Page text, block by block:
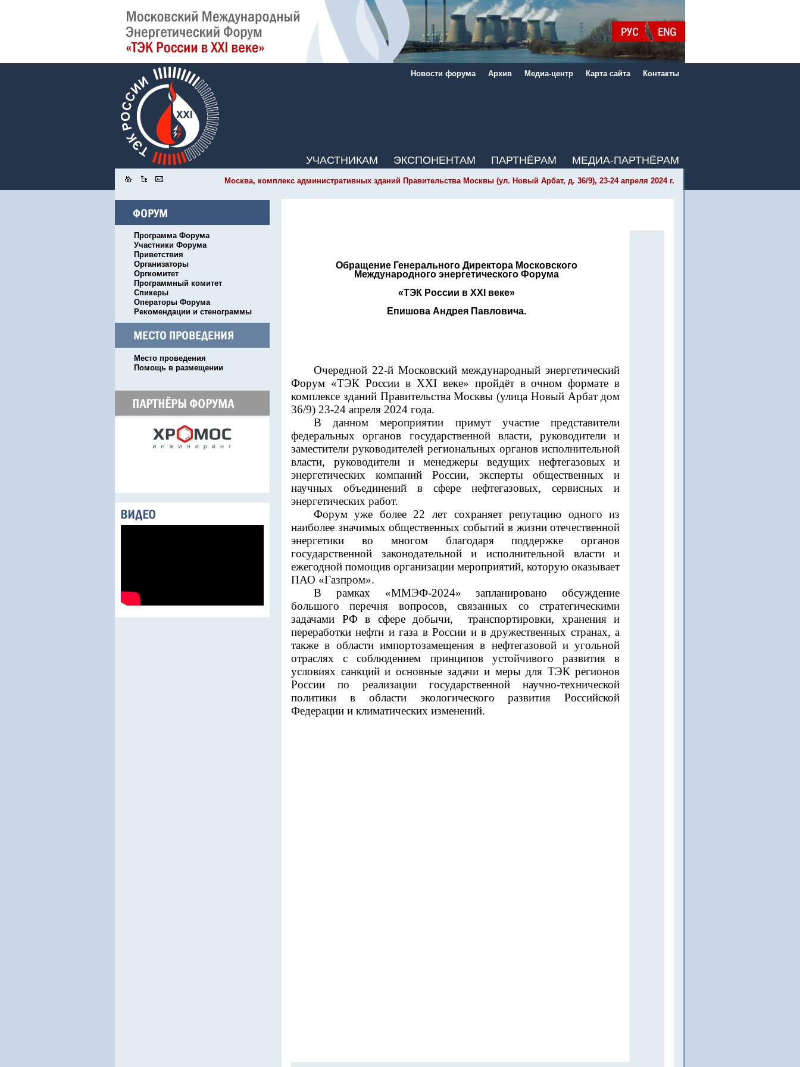
Новости форума Архив Медиа-центр Карта сайта Контакты
УЧАСТНИКАМ ЭКСПОНЕНТАМ ПАРТНЁРАМ МЕДИА-ПАРТНЁРАМ
Москва, комплекс административных зданий Правительства Москвы (ул. Новый Арбат, д. 36/9), 23-24 апреля 2024 г.
Программа Форума
Участники Форума
Приветствия
Организаторы
Оргкомитет
Программный комитет
Спикеры
Операторы Форума
Рекомендации и стенограммы
Место проведения
Помощь в размещении
Обращение Генерального Директора Московского
Международного энергетического Форума
«ТЭК России в XXI веке»
Епишова Андрея Павловича.
Очередной 22-й Московский международный энергетический
Форум «ТЭК России в XXI веке» пройдёт в очном формате в
комплексе зданий Правительства Москвы (улица Новый Арбат дом
36/9) 23-24 апреля 2024 года.
В данном мероприятии примут участие представители
федеральных органов государственной власти, руководители и
заместители руководителей региональных органов исполнительной
власти, руководители и менеджеры ведущих нефтегазовых и
энергетических компаний России, эксперты общественных и
научных объединений в сфере нефтегазовых, сервисных и
энергетических работ.
Форум уже более 22 лет сохраняет репутацию одного из
наиболее значимых общественных событий в жизни отечественной
энергетики во многом благодаря поддержке органов
государственной законодательной и исполнительной власти и
ежегодной помощив организации мероприятий, которую оказывает
ПАО «Газпром».
В рамках «ММЭФ-2024» запланировано обсуждение
большого перечня вопросов, связанных со стратегическими
задачами РФ в сфере добычи,
транспортировки, хранения и
переработки нефти и газа в России и в дружественных странах, а
также в области импортозамещения в нефтегазовой и угольной
отраслях с соблюдением принципов устойчивого развития в
условиях санкций и основные задачи и меры для ТЭК регионов
России по реализации государственной научно-технической
политики в области экологического развития Российской
Федерации и климатических изменений.